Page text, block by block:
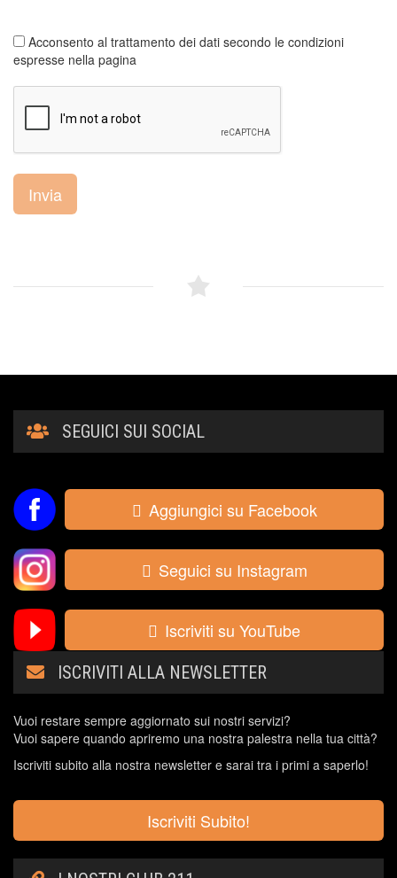
Acconsento al trattamento dei dati secondo le condizioni
espresse nella pagina
Invia
SEGUICI SUI SOCIAL
Aggiungici su Facebook
Seguici su Instagram
Iscriviti su YouTube
ISCRIVITI ALLA NEWSLETTER
Vuoi restare sempre aggiornato sui nostri servizi?
Vuoi sapere quando apriremo una nostra palestra nella tua città?
Iscriviti subito alla nostra newsletter e sarai tra i primi a saperlo!
Iscriviti Subito!